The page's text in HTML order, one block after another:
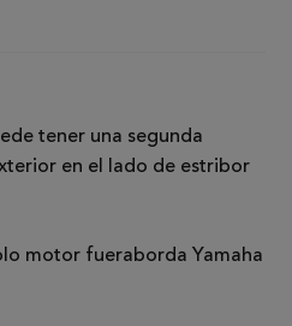
tener una segunda
en el lado de estribor
motor fueraborda Yamaha